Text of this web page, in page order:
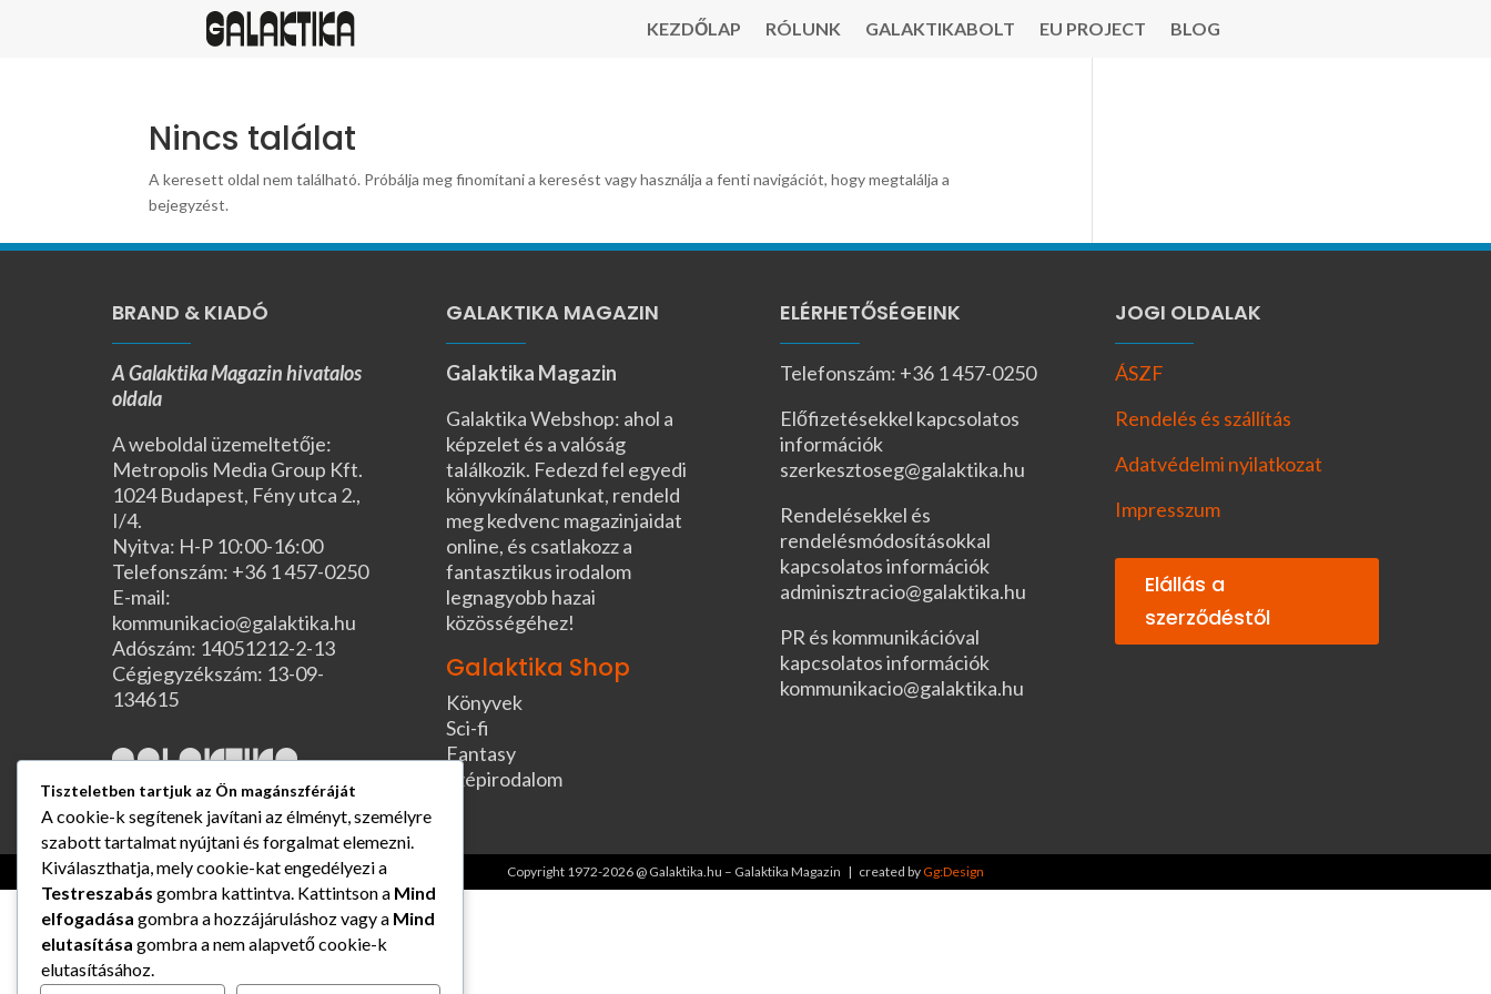
KEZDŐLAP RÓLUNK GALAKTIKABOLT EU PROJECT BLOG
Nincs találat
A keresett oldal nem található. Próbálja meg finomítani a keresést vagy használja a fenti navigációt, hogy megtalálja a
bejegyzést.
BRAND & KIADÓ
A Galaktika Magazin hivatalos
oldala
A weboldal üzemeltetője:
Metropolis Media Group Kft.
1024 Budapest, Fény utca 2.,
I/4.
Nyitva: H-P 10:00-16:00
Telefonszám: +36 1 457-0250
E-mail:
kommunikacio@galaktika.hu
Adószám: 14051212-2-13
Cégjegyzékszám: 13-09-
134615
GALAKTIKA MAGAZIN
Galaktika Magazin
Galaktika Webshop: ahol a
képzelet és a valóság
találkozik. Fedezd fel egyedi
könyvkínálatunkat, rendeld
meg kedvenc magazinjaidat
online, és csatlakozz a
fantasztikus irodalom
legnagyobb hazai
közösségéhez!
Galaktika Shop
Könyvek
Sci-fi
Fantasy
Szépirodalom
ELÉRHETŐSÉGEINK
Telefonszám: +36 1 457-0250
Előfizetésekkel kapcsolatos
információk
szerkesztoseg@galaktika.hu
Rendelésekkel és
rendelésmódosításokkal
kapcsolatos információk
adminisztracio@galaktika.hu
PR és kommunikációval
kapcsolatos információk
kommunikacio@galaktika.hu
JOGI OLDALAK
ÁSZF
Rendelés és szállítás
Adatvédelmi nyilatkozat
Impresszum
Elállás a
szerződéstől
Copyright 1972-2026 @ Galaktika.hu – Galaktika Magazin | created byGg:Design
Tiszteletben tartjuk az Ön magánszféráját
A cookie-k segítenek javítani az élményt, személyre
szabott tartalmat nyújtani és forgalmat elemezni.
Kiválaszthatja, mely cookie-kat engedélyezi a
Testreszabás gombra kattintva. Kattintson a Mind
elfogadása gombra a hozzájáruláshoz vagy a Mind
elutasítása gombra a nem alapvető cookie-k
elutasításához.